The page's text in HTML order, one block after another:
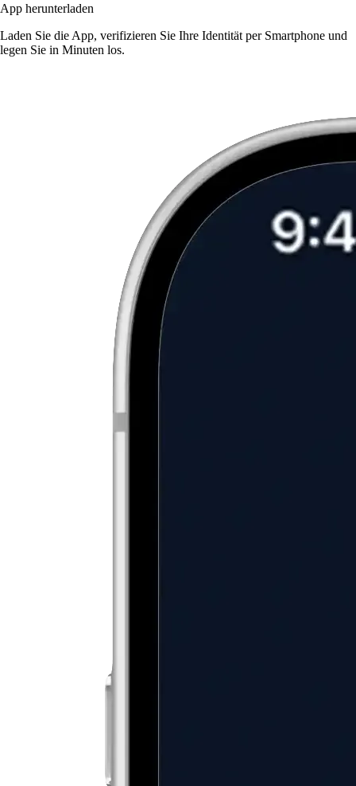
App herunterladen
Laden Sie die App, verifizieren Sie Ihre Identität per Smartphone und
legen Sie in Minuten los.